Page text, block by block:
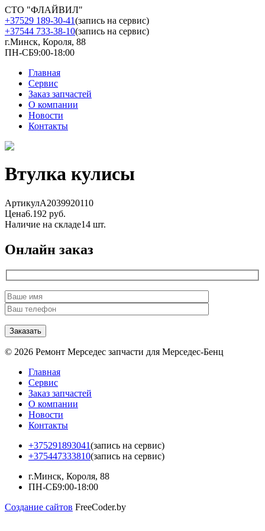
СТО "ФЛАЙВИЛ"
+37529 189-30-41(запись на сервис)
+37544 733-38-10(запись на сервис)
г.Минск, Короля, 88
ПН-СБ9:00-18:00
Главная
Сервис
Заказ запчастей
О компании
Новости
Контакты
Втулка кулисы
АртикулA2039920110
Цена6.192 руб.
Наличие на складе14 шт.
Онлайн заказ
© 2026 Ремонт Мерседес запчасти для Мерседес-Бенц
Главная
Сервис
Заказ запчастей
О компании
Новости
Контакты
+375291893041(запись на сервис)
+375447333810(запись на сервис)
г.Минск, Короля, 88
ПН-СБ9:00-18:00
Создание сайтов FreeCoder.by